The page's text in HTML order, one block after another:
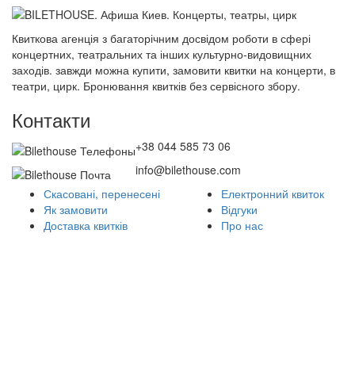
Квиткова агенція з багаторічним досвідом роботи в сфері
концертних, театральних та інших культурно-видовищних
заходів. завжди можна купити, замовити квитки на концерти, в
театри, цирк. Бронювання квитків без сервісного збору.
Контакти
+38 044 585 73 06
info@bilethouse.com
Скасовані, перенесені
Як замовити
Доставка квитків
Електронний квиток
Відгуки
Про нас